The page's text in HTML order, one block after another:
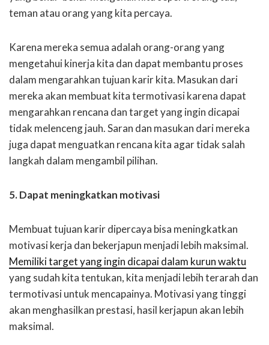
teman atau orang yang kita percaya.
Karena mereka semua adalah orang-orang yang
mengetahui kinerja kita dan dapat membantu proses
dalam mengarahkan tujuan karir kita. Masukan dari
mereka akan membuat kita termotivasi karena dapat
mengarahkan rencana dan target yang ingin dicapai
tidak melenceng jauh. Saran dan masukan dari mereka
juga dapat menguatkan rencana kita agar tidak salah
langkah dalam mengambil pilihan.
5. Dapat meningkatkan motivasi
Membuat tujuan karir dipercaya bisa meningkatkan
motivasi kerja dan bekerjapun menjadi lebih maksimal.
Memiliki target yang ingin dicapai dalam kurun waktu
yang sudah kita tentukan, kita menjadi lebih terarah dan
termotivasi untuk mencapainya. Motivasi yang tinggi
akan menghasilkan prestasi, hasil kerjapun akan lebih
maksimal.